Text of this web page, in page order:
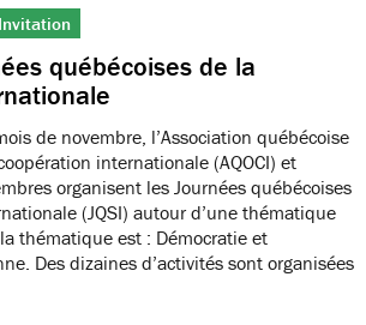
Invitation
québécoises de la
de novembre, l’Association québécoise
internationale (AQOCI) et
organisent les Journées québécoises
(JQSI) autour d’une thématique
thématique est : Démocratie et
Des dizaines d’activités sont organisées